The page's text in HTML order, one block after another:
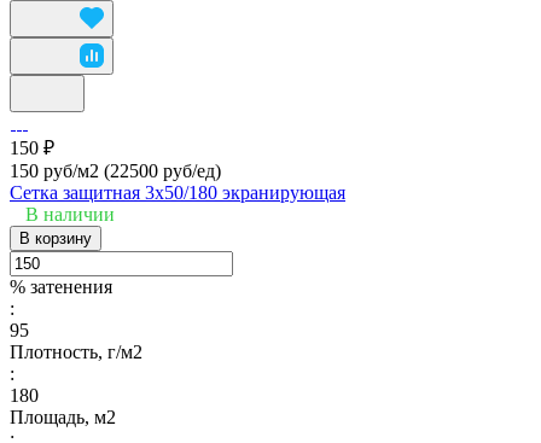
150 ₽
150 руб/м2 (22500 руб/eд)
Сетка защитная 3х50/180 экранирующая
В наличии
В корзину
% затенения
:
95
Плотность, г/м2
:
180
Площадь, м2
: